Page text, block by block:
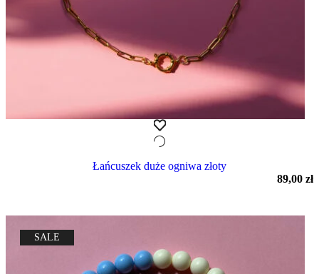
Łańcuszek duże ogniwa złoty
89,00 zł
SALE